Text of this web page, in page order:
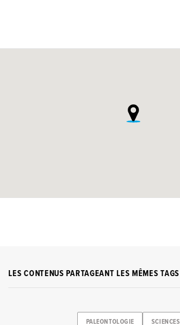
LES CONTENUS PARTAGEANT LES MÊMES TAGS
PALEONTOLOGIE SCIENCES